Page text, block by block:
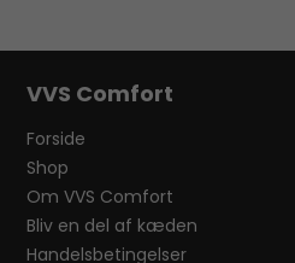
VVS Comfort
Forside
Shop
Om VVS Comfort
Bliv en del af kæden
Handelsbetingelser